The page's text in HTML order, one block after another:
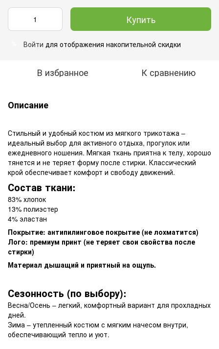
Купить
Войти для отображения накопительной скидки
В избранное К сравнению
Описание
Стильный и удобный костюм из мягкого трикотажа –
идеальный выбор для активного отдыха, прогулок или
ежедневного ношения. Мягкая ткань приятна к телу, хорошо
тянется и не теряет форму после стирки. Классический
крой обеспечивает комфорт и свободу движений.
Состав ткани:
83% хлопок
13% полиэстер
4% эластан
Покрытие: антипилинговое покрытие (не лохматится)
Лого: премиум принт (не теряет свои свойства после
стирки)
Материал дышащий и приятный на ощупь.
Сезонность (по выбору):
Весна/Осень – легкий, комфортный вариант для прохладных
дней.
Зима – утепленный костюм с мягким начесом внутри,
обеспечивающий тепло и уют.